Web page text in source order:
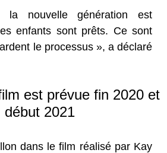
la nouvelle génération est
enfants sont prêts. Ce sont
le processus », a déclaré
est prévue fin 2020 et
début 2021
dans le film réalisé par Kay